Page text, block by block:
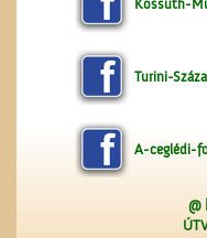
Kossuth-
Turini-
A-ceglédi-
@